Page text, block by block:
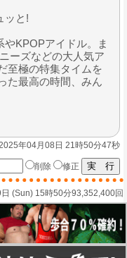
ッと!
KPOPアイドル。ま
ーズなどの大人気ア
至極の特集タイムを
た最高の時間、みん
年04月08日 21時50分47秒
削除 修正
(Sun) 15時50分93,352,400回